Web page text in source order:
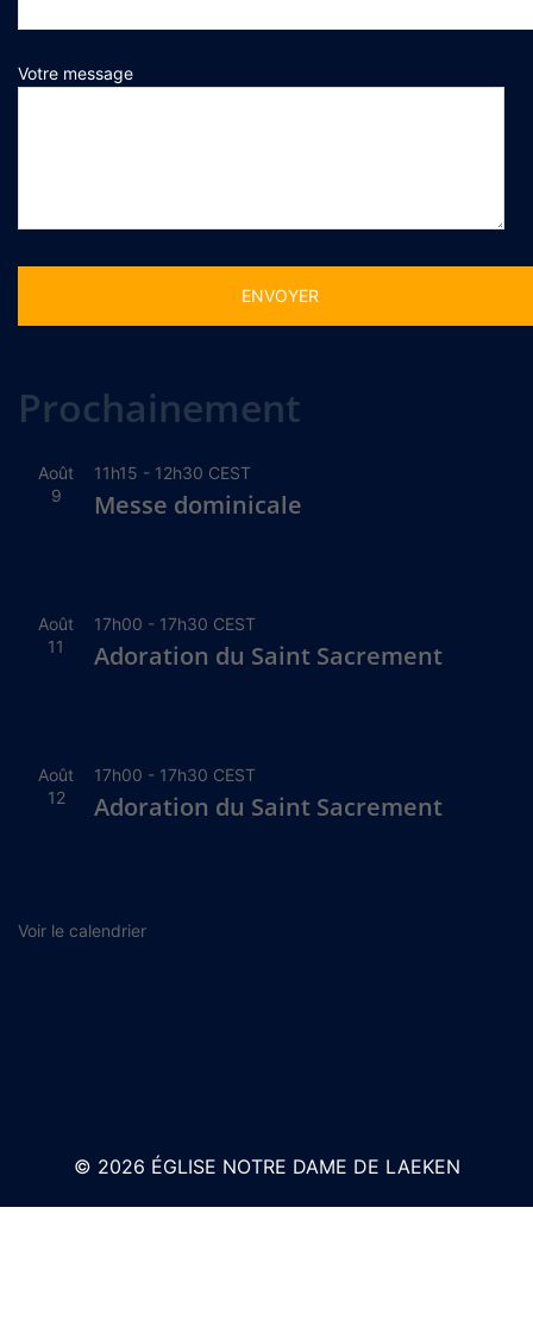
Votre message
Prochainement
Août
9
11h15 - 12h30 CEST
Messe dominicale
Août
11
17h00 - 17h30 CEST
Adoration du Saint Sacrement
Août
12
17h00 - 17h30 CEST
Adoration du Saint Sacrement
Voir le calendrier
© 2026 ÉGLISE NOTRE DAME DE LAEKEN